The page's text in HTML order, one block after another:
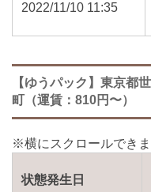
2022/11/10 11:35
【ゆうパック】東京都
町（運賃：810円〜）
状態発生日